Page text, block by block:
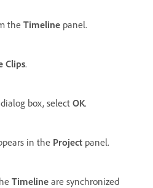
the Timeline panel.
Clips.
dialog box, select OK.
in the Project panel.
Timeline are synchronized